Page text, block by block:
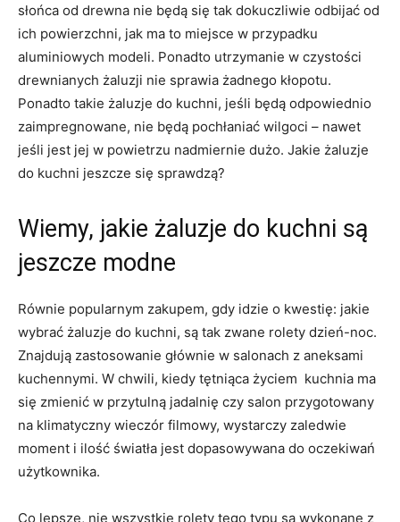
słońca od drewna nie będą się tak dokuczliwie odbijać od
ich powierzchni, jak ma to miejsce w przypadku
aluminiowych modeli. Ponadto utrzymanie w czystości
drewnianych żaluzji nie sprawia żadnego kłopotu.
Ponadto takie żaluzje do kuchni, jeśli będą odpowiednio
zaimpregnowane, nie będą pochłaniać wilgoci – nawet
jeśli jest jej w powietrzu nadmiernie dużo. Jakie żaluzje
do kuchni jeszcze się sprawdzą?
Wiemy, jakie żaluzje do kuchni są
jeszcze modne
Równie popularnym zakupem, gdy idzie o kwestię: jakie
wybrać żaluzje do kuchni, są tak zwane rolety dzień-noc.
Znajdują zastosowanie głównie w salonach z aneksami
kuchennymi. W chwili, kiedy tętniąca życiem kuchnia ma
się zmienić w przytulną jadalnię czy salon przygotowany
na klimatyczny wieczór filmowy, wystarczy zaledwie
moment i ilość światła jest dopasowywana do oczekiwań
użytkownika.
Co lepsze, nie wszystkie rolety tego typu są wykonane z